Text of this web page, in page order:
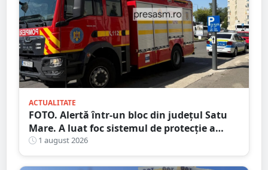
ACTUALITATE
FOTO. Alertă într-un bloc din județul Satu
Mare. A luat foc sistemul de protecție a
gazelor
1 august 2026